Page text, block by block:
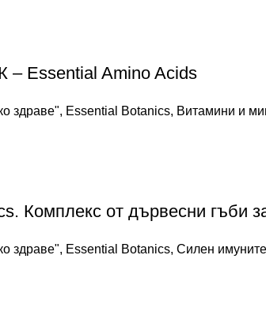
– Essential Amino Acids
здраве", Essential Botanics, Витамини и
Комплекс от дървесни гъби
здраве", Essential Botanics, Силен